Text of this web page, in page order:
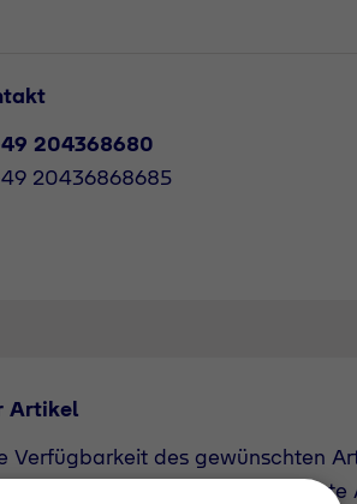
204368680
20436868685
Artikel
Verfügbarkeit des gewünschten
Auch derzeit nicht